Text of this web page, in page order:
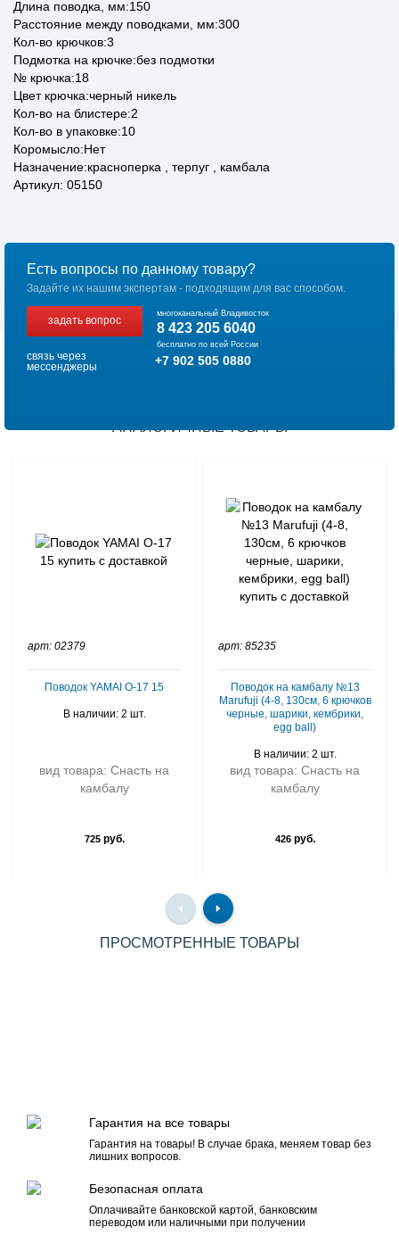
Длина поводка, мм:150
Расстояние между поводками, мм:300
Кол-во крючков:3
Подмотка на крючке:без подмотки
№ крючка:18
Цвет крючка:черный никель
Кол-во на блистере:2
Кол-во в упаковке:10
Коромысло:Нет
Назначение:красноперка , терпуг , камбала
Артикул: 05150
Есть вопросы по данному товару?
Задайте их нашим экспертам - подходящим для вас способом.
задать вопрос
многоканальный Владивосток
8 423 205 6040
бесплатно по всей России
связь через
мессенджеры
+7 902 505 0880
АНАЛОГИЧНЫЕ ТОВАРЫ
арт: 02379
Поводок YAMAI O-17 15
В наличии: 2 шт.
вид товара: Снасть на
камбалу
725руб.
арт: 85235
Поводок на камбалу №13
Marufuji (4-8, 130см, 6 крючков
черные, шарики, кембрики,
egg ball)
В наличии: 2 шт.
вид товара: Снасть на
камбалу
426руб.
ПРОСМОТРЕННЫЕ ТОВАРЫ
Гарантия на все товары
Гарантия на товары! В случае брака, меняем товар без
лишних вопросов.
Безопасная оплата
Оплачивайте банковской картой, банковским
переводом или наличными при получении